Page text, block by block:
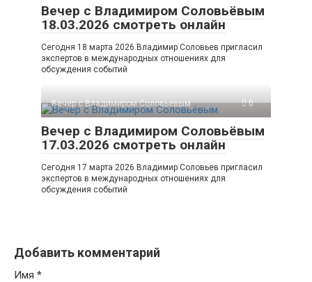
Вечер с Владимиром Соловьёвым
18.03.2026 смотреть онлайн
Сегодня 18 марта 2026 Владимир Соловьев пригласил
экспертов в международных отношениях для
обсуждения событий
Вечер с Владимиром Соловьевым 0
Вечер с Владимиром Соловьёвым
17.03.2026 смотреть онлайн
Сегодня 17 марта 2026 Владимир Соловьев пригласил
экспертов в международных отношениях для
обсуждения событий
Добавить комментарий
Имя *